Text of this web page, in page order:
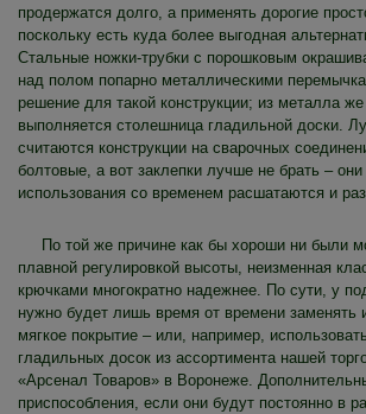
продержатся долго, а применять дорогие
поскольку есть куда более выгодная
Стальные ножки-трубки с порошковым
над полом попарно металлическими
решение для такой конструкции; из металла
выполняется столешница гладильной доски.
считаются конструкции на сварочных
болтовые, а вот заклепки лучше не брать –
использования со временем расшатаются и
По той же причине как бы хороши ни были
плавной регулировкой высоты, неизменная
крючками многократно надежнее. По сути, у
нужно будет лишь время от времени заменять
мягкое покрытие – или, например,
гладильных досок из ассортимента нашей
«Арсенал Товаров» в Воронеже.
приспособления, если они будут постоянно в